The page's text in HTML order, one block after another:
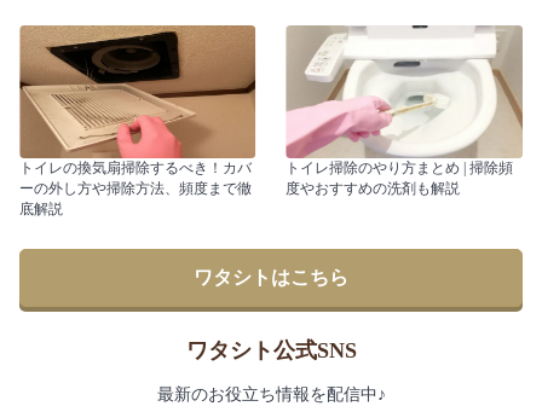
トイレの換気扇掃除するべき！カバ
ーの外し方や掃除方法、頻度まで徹
底解説
トイレ掃除のやり方まとめ | 掃除頻
度やおすすめの洗剤も解説
ワタシトはこちら
ワタシト公式SNS
最新のお役立ち情報を配信中♪